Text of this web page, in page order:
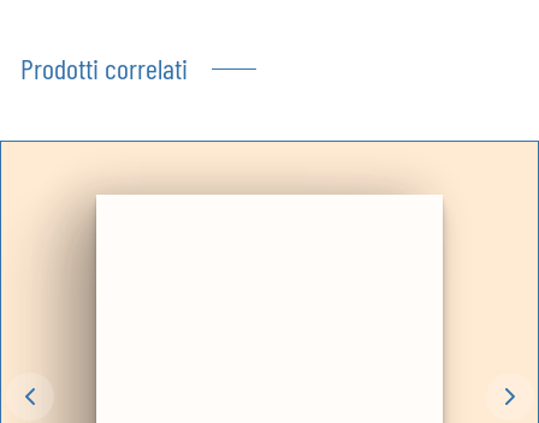
Prodotti correlati